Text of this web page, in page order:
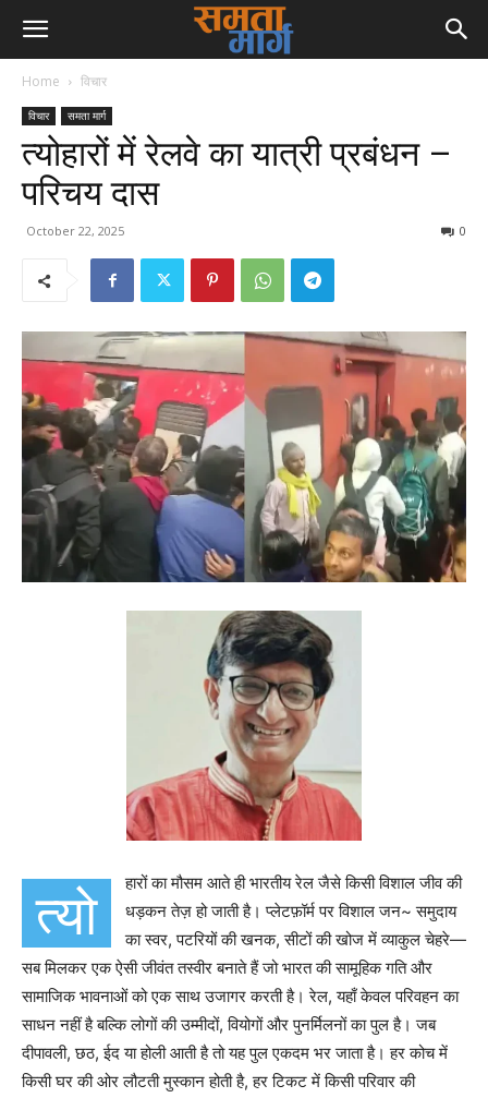
Home विचार
विचार समता मार्ग
त्योहारों में रेलवे का यात्री प्रबंधन –
परिचय दास
October 22, 2025 0
त्यो
हारों का मौसम आते ही भारतीय रेल जैसे किसी विशाल जीव की
धड़कन तेज़ हो जाती है। प्लेटफ़ॉर्म पर विशाल जन~ समुदाय
का स्वर, पटरियों की खनक, सीटों की खोज में व्याकुल चेहरे—
सब मिलकर एक ऐसी जीवंत तस्वीर बनाते हैं जो भारत की सामूहिक गति और
सामाजिक भावनाओं को एक साथ उजागर करती है। रेल, यहाँ केवल परिवहन का
साधन नहीं है बल्कि लोगों की उम्मीदों, वियोगों और पुनर्मिलनों का पुल है। जब
दीपावली, छठ, ईद या होली आती है तो यह पुल एकदम भर जाता है। हर कोच में
किसी घर की ओर लौटती मुस्कान होती है, हर टिकट में किसी परिवार की